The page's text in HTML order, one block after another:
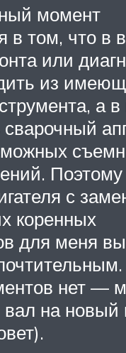
момент
в том, что в
или
из
а
с
коренных
для меня
нет —
вал на новый